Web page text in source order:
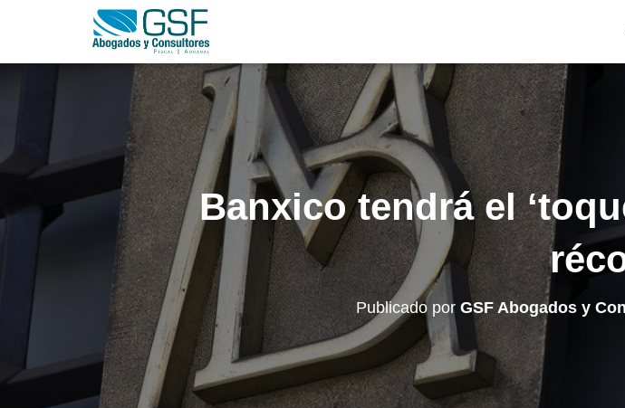
Banxico tendrá el
Publicado por GSF Abogados y